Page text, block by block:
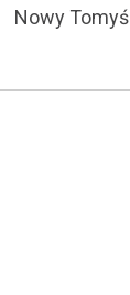
Nowy Tomyśl